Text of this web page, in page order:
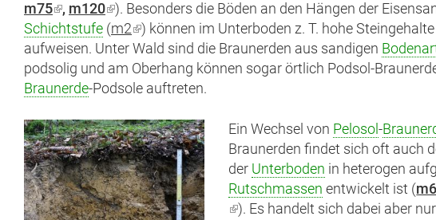
m75(Link
ist
extern)
, m120(Link
ist
extern)
). Besonders die Böden an den Hängen der
Schichtstufe (m2(Link
ist
extern)
) können im Unterboden z. T. hohe Steingehalte
aufweisen. Unter Wald sind die Braunerden aus sandigen
podsolig und am Oberhang können sogar örtlich Podsol-
Braunerde-Podsole auftreten.
Ein Wechsel von Pelosol-
Braunerden findet sich oft auch
der Unterboden in heterogen
Rutschmassen entwickelt ist (m6
(Link
). Es handelt sich dabei aber